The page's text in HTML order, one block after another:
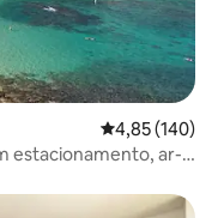
4,85 de uma
4,85 (140)
estacionamento, ar-